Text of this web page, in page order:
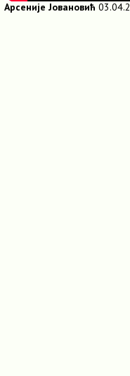
Арсеније Јовановић